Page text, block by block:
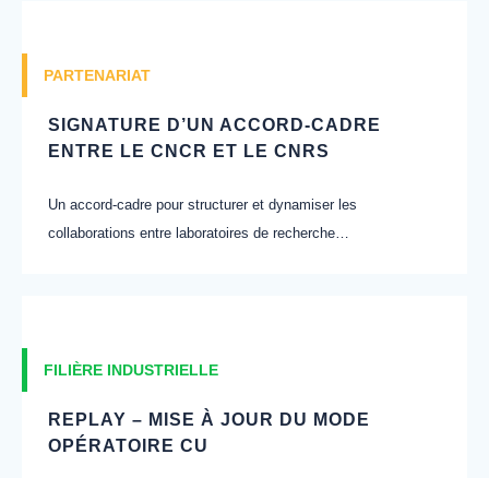
PARTENARIAT
SIGNATURE D’UN ACCORD-CADRE
ENTRE LE CNCR ET LE CNRS
Un accord-cadre pour structurer et dynamiser les
collaborations entre laboratoires de recherche…
FILIÈRE INDUSTRIELLE
REPLAY – MISE À JOUR DU MODE
OPÉRATOIRE CU